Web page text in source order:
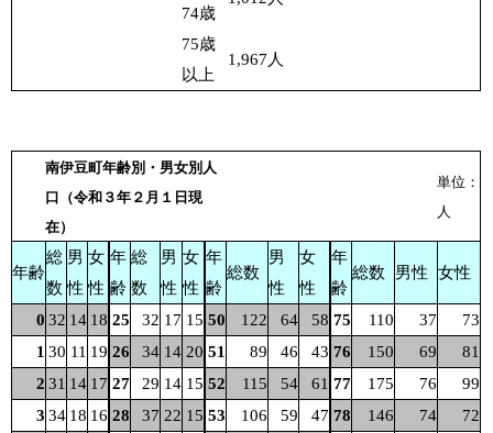
74歳
75歳
以上
1,967 人
南伊豆町年齢別・男女別人
口（令和３年２月１日現
在）
単位：
人
年齢
総
数
男
性
女
性
年
齢
総
数
男
性
女
性
年
齢
総数
男
性
女
性
年
齢
総数 男性 女性
0 32 14 18 25 32 17 15 50 122 64 58 75 110 37
73
1 30 11 19 26 34 14 20 51 89 46 43 76 150 69
81
2 31 14 17 27 29 14 15 52 115 54 61 77 175 76
99
3 34 18 16 28 37 22 15 53 106 59 47 78 146 74
72